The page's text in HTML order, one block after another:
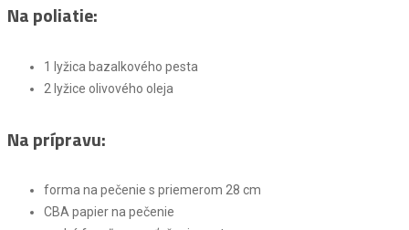
Na poliatie:
1 lyžica bazalkového pesta
2 lyžice olivového oleja
Na prípravu:
forma na pečenie s priemerom 28 cm
CBA papier na pečenie